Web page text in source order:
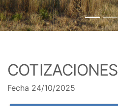
COTIZACIONES
Fecha 24/10/2025